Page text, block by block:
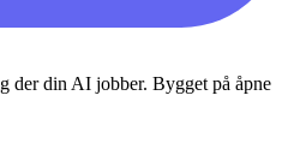
din AI jobber. Bygget på åpne